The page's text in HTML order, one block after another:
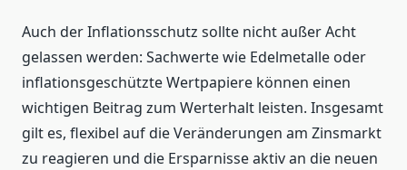
Auch der Inflationsschutz sollte nicht außer Acht
gelassen werden: Sachwerte wie Edelmetalle oder
inflationsgeschützte Wertpapiere können einen
wichtigen Beitrag zum Werterhalt leisten. Insgesamt
gilt es, flexibel auf die Veränderungen am Zinsmarkt
zu reagieren und die Ersparnisse aktiv an die neuen